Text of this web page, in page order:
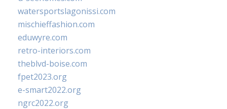
watersportslagonissi.com
mischieffashion.com
eduwyre.com
retro-interiors.com
theblvd-boise.com
fpet2023.org
e-smart2022.org
ngrc2022.org